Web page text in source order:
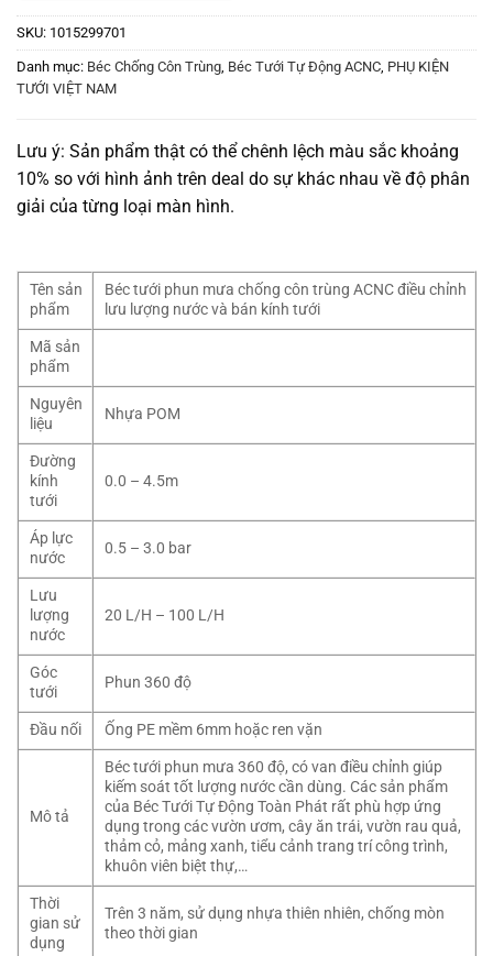
SKU: 1015299701
Danh mục: Béc Chống Côn Trùng Béc Tưới Tự Động ACNC PHỤ KIỆN
TƯỚI VIỆT NAM
Lưu ý: Sản phẩm thật có thể chênh lệch màu sắc khoảng
10% so với hình ảnh trên deal do sự khác nhau về độ phân
giải của từng loại màn hình.
Tên sản
phẩm
Béc tưới phun mưa chống côn trùng ACNC điều chỉnh
lưu lượng nước và bán kính tưới
Mã sản
phẩm
Nguyên
liệu
Nhựa POM
Đường
kính
tưới
0.0 – 4.5m
Áp lực
nước
0.5 – 3.0 bar
Lưu
lượng
nước
20 L/H – 100 L/H
Góc
tưới
Phun 360 độ
Đầu nối Ống PE mềm 6mm hoặc ren vặn
Mô tả
Béc tưới phun mưa 360 độ, có van điều chỉnh giúp
kiếm soát tốt lượng nước cần dùng. Các sản phẩm
của Béc Tưới Tự Động Toàn Phát rất phù hợp ứng
dụng trong các vườn ươm, cây ăn trái, vườn rau quả,
thảm cỏ, mảng xanh, tiểu cảnh trang trí công trình,
khuôn viên biệt thự,…
Thời
gian sử
dụng
Trên 3 năm, sử dụng nhựa thiên nhiên, chống mòn
theo thời gian